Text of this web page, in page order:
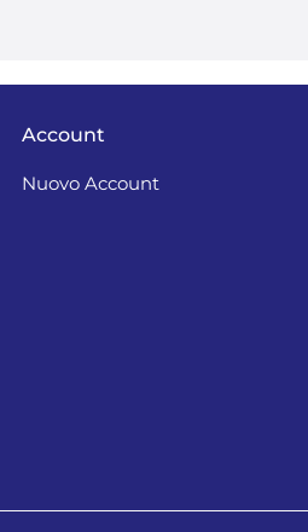
Account
Nuovo Account